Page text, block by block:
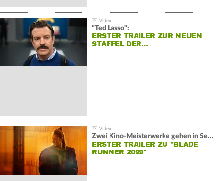
"Ted Lasso":
ERSTER TRAILER ZUR NEUEN
STAFFEL DER…
Zwei Kino-Meisterwerke gehen in Serie:
ERSTER TRAILER ZU "BLADE
RUNNER 2099"